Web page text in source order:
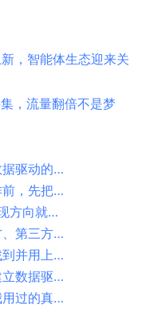
，智能体生态迎来关
，流量翻倍不是梦
视频号数据分析优化：从瞎发到数据驱动的转变
短视频账号数据获取：找达人合作前，先把数据摸清楚
视频号接口API文档：找了一圈发现方向就搞错了
视频号接口文档全对比：腾讯官方、第三方平台、极致了数据
视频号接口文档从零上手：四步找到并用上视频号数据接口
视频号数据优化从零入门：五步建立数据驱动的内容体系
视频号第三方数据平台怎么选：我用过的真实体验